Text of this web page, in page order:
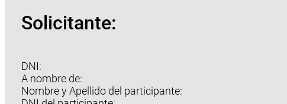
Solicitante:
DNI:
A nombre de:
Nombre y Apellido del participante: